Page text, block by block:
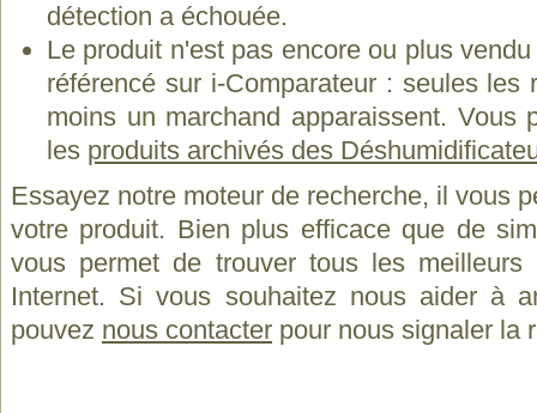
détection a échouée.
Le produit n'est pas encore ou plus
référencé sur i-Comparateur : seules les
moins un marchand apparaissent. Vous
les produits archivés des
Essayez notre moteur de recherche, il vous
votre produit. Bien plus efficace que de
vous permet de trouver tous les
Internet. Si vous souhaitez nous aider à
pouvez nous contacter pour nous signaler la